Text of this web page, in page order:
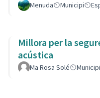
Menuda Municipi
Millora per la
acústica
Ma Rosa Solé Municipi